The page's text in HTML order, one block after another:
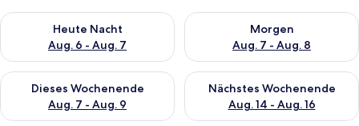
Heute Nacht
Aug. 6 - Aug. 7
Überprüfe die Verfügbarkeit für heute Nacht, Aug. 6 - Aug. 7.
Morgen
Aug. 7 - Aug. 8
Überprüfe die Verfügbarkeit
Dieses Wochenende
Aug. 7 - Aug. 9
Überprüfe die Verfügbarkeit für dieses Wochenende, Aug. 7
Nächstes Wochenende
Aug. 14 - Aug. 16
Überprüfe die Verfügbarkeit